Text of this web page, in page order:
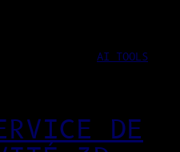
AI TOOLS
DE